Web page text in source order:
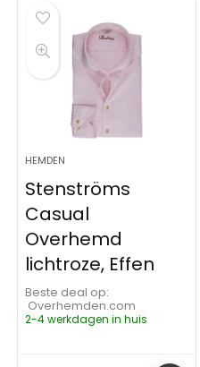
HEMDEN
Stenströms
Casual
Overhemd
lichtroze, Effen
Beste deal op:
Overhemden.com
2-4 werkdagen in huis